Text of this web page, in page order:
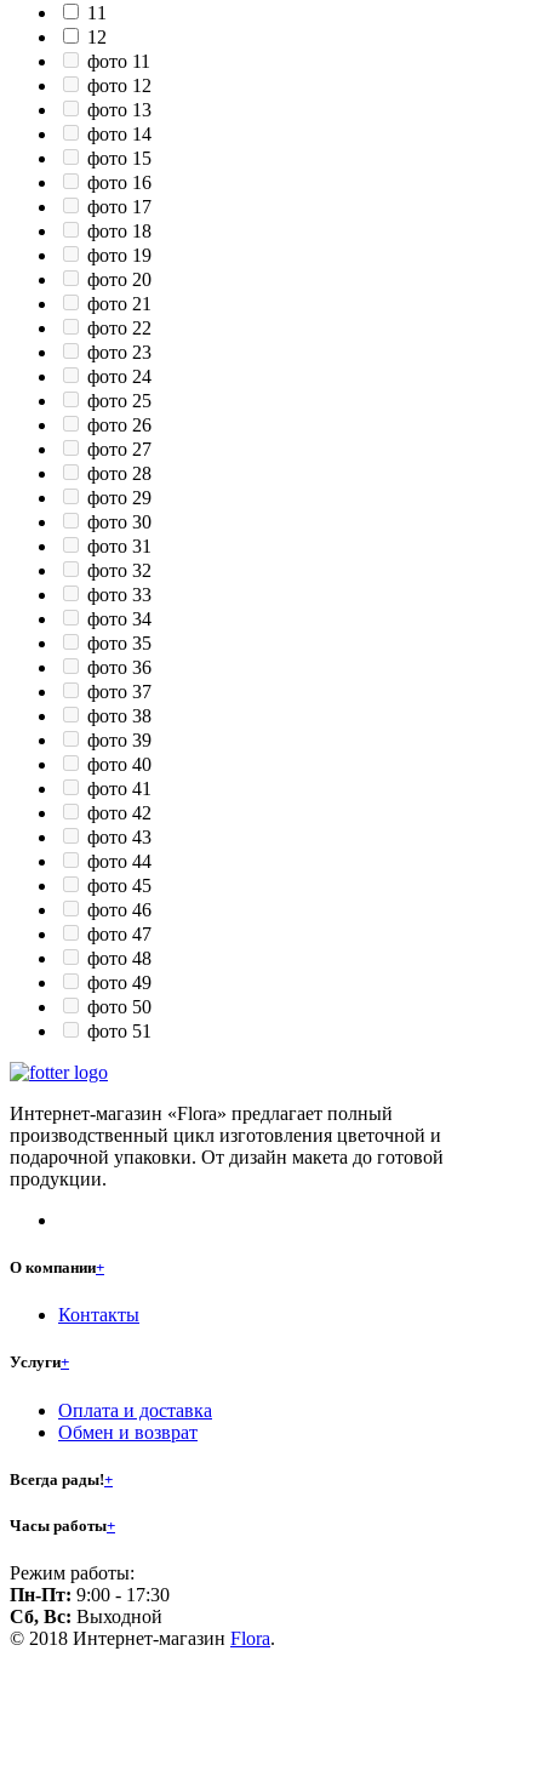
11
12
фото 11
фото 12
фото 13
фото 14
фото 15
фото 16
фото 17
фото 18
фото 19
фото 20
фото 21
фото 22
фото 23
фото 24
фото 25
фото 26
фото 27
фото 28
фото 29
фото 30
фото 31
фото 32
фото 33
фото 34
фото 35
фото 36
фото 37
фото 38
фото 39
фото 40
фото 41
фото 42
фото 43
фото 44
фото 45
фото 46
фото 47
фото 48
фото 49
фото 50
фото 51
Интернет-магазин «Flora» предлагает полный
производственный цикл изготовления цветочной и
подарочной упаковки. От дизайн макета до готовой
продукции.
О компании+
Контакты
Услуги+
Оплата и доставка
Обмен и возврат
Всегда рады!+
Часы работы+
Режим работы:
Пн-Пт: 9:00 - 17:30
Сб, Вс: Выходной
© 2018 Интернет-магазин Flora.